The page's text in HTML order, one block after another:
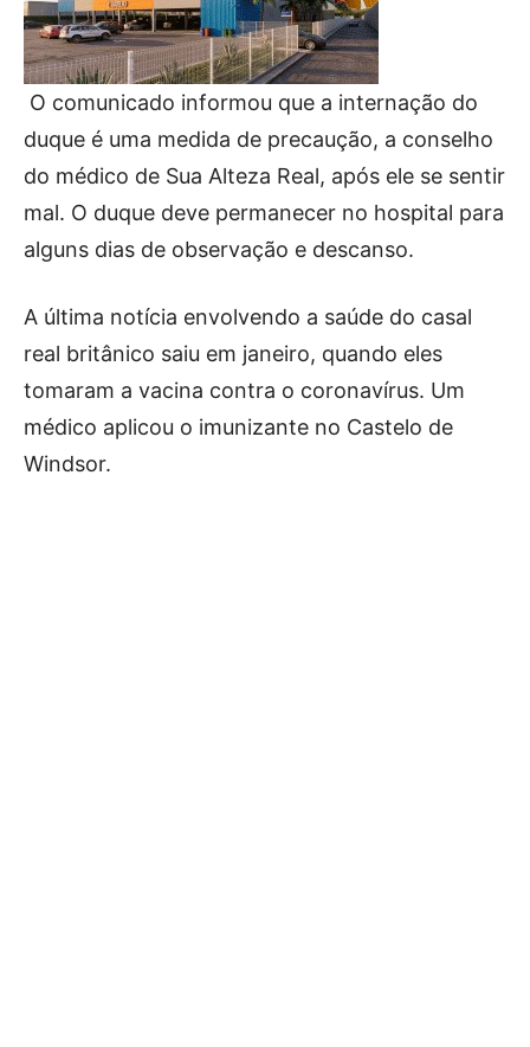
O comunicado informou que a internação do
duque é uma medida de precaução, a conselho
do médico de Sua Alteza Real, após ele se sentir
mal. O duque deve permanecer no hospital para
alguns dias de observação e descanso.
A última notícia envolvendo a saúde do casal
real britânico saiu em janeiro, quando eles
tomaram a vacina contra o coronavírus. Um
médico aplicou o imunizante no Castelo de
Windsor.